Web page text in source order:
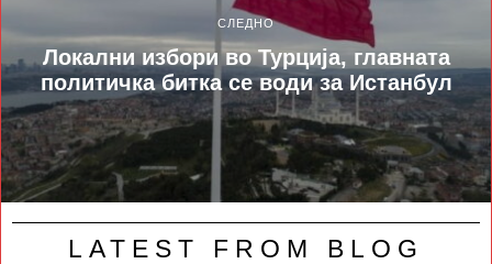
СЛЕДНО
Локални избори во Турција, главната
политичка битка се води за Истанбул
LATEST FROM BLOG